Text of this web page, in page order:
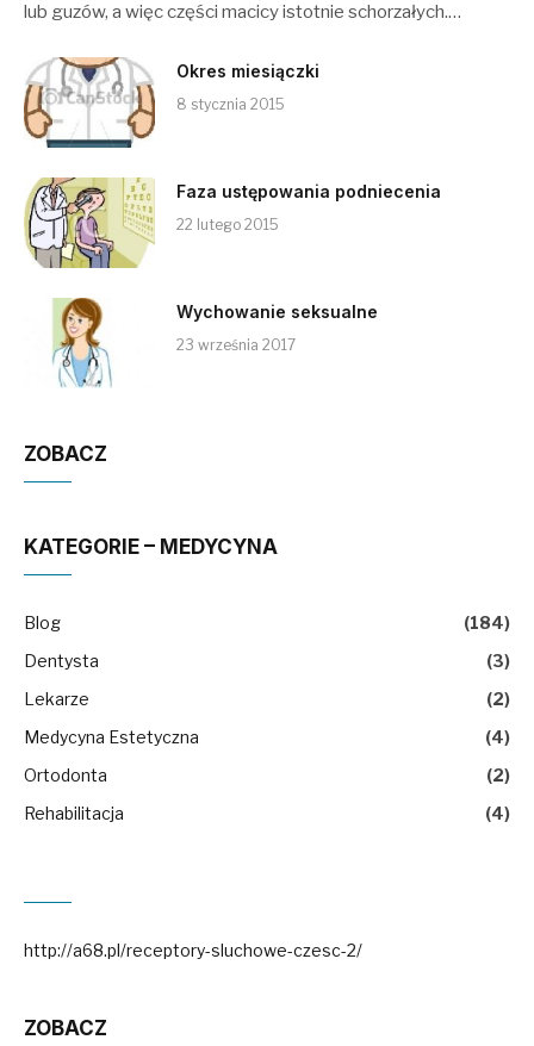
lub guzów, a więc części macicy istotnie schorzałych.…
Okres miesiączki
8 stycznia 2015
Faza ustępowania podniecenia
22 lutego 2015
Wychowanie seksualne
23 września 2017
ZOBACZ
KATEGORIE – MEDYCYNA
Blog
(184)
Dentysta
(3)
Lekarze
(2)
Medycyna Estetyczna
(4)
Ortodonta
(2)
Rehabilitacja
(4)
http://a68.pl/receptory-sluchowe-czesc-2/
ZOBACZ